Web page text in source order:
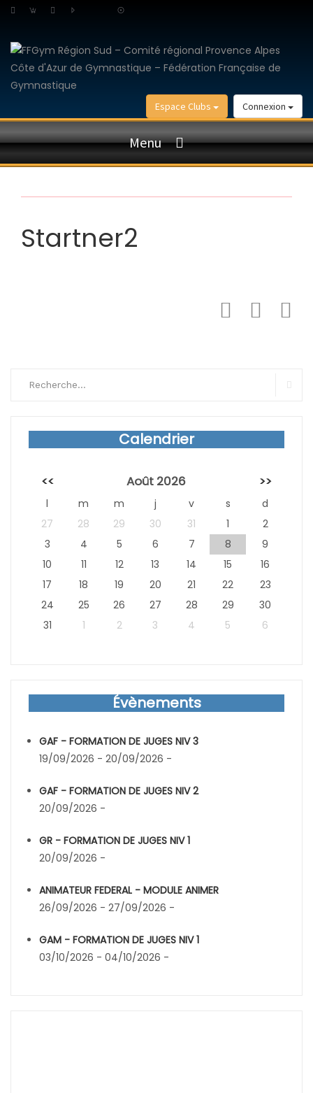
Connexion
Espace Clubs
Menu
Startner2
Calendrier
<< Août 2026 >>
l m m j v s
d
27
28 29 30 31 1
2
3
4 5 6 7 8
9
10
11 12 13 14 15
16
17
18 19 20 21 22
23
24
25 26 27 28 29
30
31
1 2 3 4 5 6
Évènements
GAF - FORMATION DE JUGES NIV 3
19/09/2026 - 20/09/2026 -
GAF - FORMATION DE JUGES NIV 2
20/09/2026 -
GR - FORMATION DE JUGES NIV 1
20/09/2026 -
ANIMATEUR FEDERAL - MODULE ANIMER
26/09/2026 - 27/09/2026 -
GAM - FORMATION DE JUGES NIV 1
03/10/2026 - 04/10/2026 -